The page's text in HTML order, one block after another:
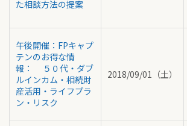
た相談方法の提案
午後開催：FPキャプ
テンのお得な情
報： ５０代・ダブ
ルインカム・相続財
産活用・ライフプラ
ン・リスク
2018/09/01（土）